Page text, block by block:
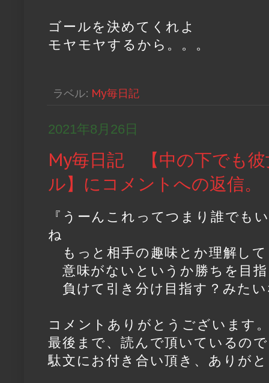
ゴールを決めてくれよ
モヤモヤするから。。。
ラベル: My毎日記
2021年8月26日
My毎日記 【中の下でも
ル】にコメントへの返信。
『うーんこれってつまり誰でも
ね
もっと相手の趣味とか理解し
意味がないというか勝ちを目
負けて引き分け目指す？みた
コメントありがとうございます
最後まで、読んで頂いているの
駄文にお付き合い頂き、ありが